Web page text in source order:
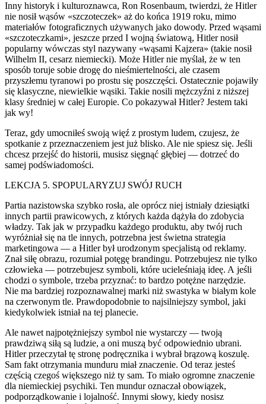
Inny historyk i kulturoznawca, Ron Rosenbaum, twierdzi, że Hitler
nie nosił wąsów «szczoteczek» aż do końca 1919 roku, mimo
materiałów fotograficznych używanych jako dowody. Przed wąsami
«szczoteczkami», jeszcze przed I wojną światową, Hitler nosił
popularny wówczas styl nazywany «wąsami Kajzera» (takie nosił
Wilhelm II, cesarz niemiecki). Może Hitler nie myślał, że w ten
sposób toruje sobie drogę do nieśmiertelności, ale czasem
przyszłemu tyranowi po prostu się poszczęści. Ostatecznie pojawiły
się klasyczne, niewielkie wąsiki. Takie nosili mężczyźni z niższej
klasy średniej w całej Europie. Co pokazywał Hitler? Jestem taki
jak wy!
Teraz, gdy umocniłeś swoją więź z prostym ludem, czujesz, że
spotkanie z przeznaczeniem jest już blisko. Ale nie spiesz się. Jeśli
chcesz przejść do historii, musisz sięgnąć głębiej — dotrzeć do
samej podświadomości.
LEKCJA 5. SPOPULARYZUJ SWÓJ RUCH
Partia nazistowska szybko rosła, ale oprócz niej istniały dziesiątki
innych partii prawicowych, z których każda dążyła do zdobycia
władzy. Tak jak w przypadku każdego produktu, aby twój ruch
wyróżniał się na tle innych, potrzebna jest świetna strategia
marketingowa — a Hitler był urodzonym specjalistą od reklamy.
Znał siłę obrazu, rozumiał potęgę brandingu. Potrzebujesz nie tylko
człowieka — potrzebujesz symboli, które ucieleśniają ideę. A jeśli
chodzi o symbole, trzeba przyznać: to bardzo potężne narzędzie.
Nie ma bardziej rozpoznawalnej marki niż swastyka w białym kole
na czerwonym tle. Prawdopodobnie to najsilniejszy symbol, jaki
kiedykolwiek istniał na tej planecie.
Ale nawet najpotężniejszy symbol nie wystarczy — twoją
prawdziwą siłą są ludzie, a oni muszą być odpowiednio ubrani.
Hitler przeczytał tę stronę podręcznika i wybrał brązową koszulę.
Sam fakt otrzymania munduru miał znaczenie. Od teraz jesteś
częścią czegoś większego niż ty sam. To miało ogromne znaczenie
dla niemieckiej psychiki. Ten mundur oznaczał obowiązek,
podporządkowanie i lojalność. Innymi słowy, kiedy nosisz